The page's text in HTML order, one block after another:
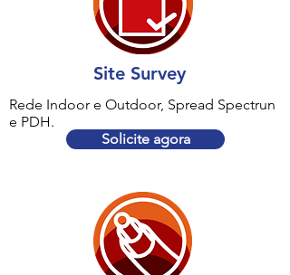
Site Survey
Rede Indoor e Outdoor, Spread Spectrun
e PDH.
Solicite agora